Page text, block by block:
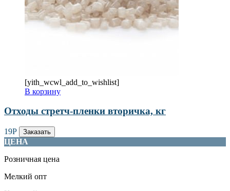
[yith_wcwl_add_to_wishlist]
В корзину
Отходы стретч-пленки вторичка, кг
19Р Заказать
ЦЕНА
Розничная цена
Мелкий опт